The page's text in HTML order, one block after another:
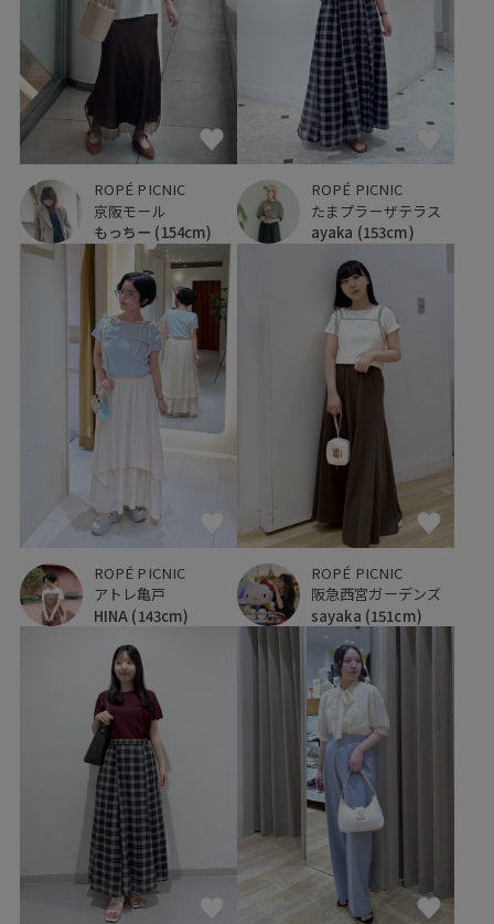
ROPÉ PICNIC
京阪モール
もっちー (154cm)
ROPÉ PICNIC
たまプラーザテラス
ayaka (153cm)
ROPÉ PICNIC
アトレ亀戸
HINA (143cm)
ROPÉ PICNIC
阪急西宮ガーデンズ
sayaka (151cm)